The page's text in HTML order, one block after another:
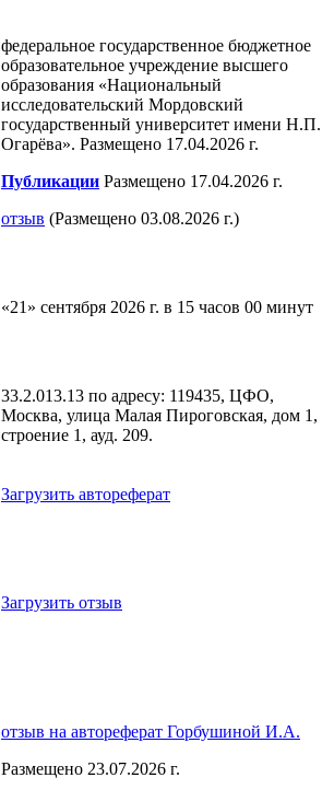
федеральное государственное бюджетное
образовательное учреждение высшего
образования «Национальный
исследовательский Мордовский
государственный университет имени Н.П.
Огарёва». Размещено 17.04.2026 г.
Публикации Размещено 17.04.2026 г.
отзыв (Размещено 03.08.2026 г.)
«21» сентября 2026 г. в 15 часов 00 минут
33.2.013.13 по адресу: 119435, ЦФО,
Москва, улица Малая Пироговская, дом 1,
строение 1, ауд. 209.
Загрузить автореферат
Загрузить отзыв
отзыв на автореферат Горбушиной И.А.
Размещено 23.07.2026 г.